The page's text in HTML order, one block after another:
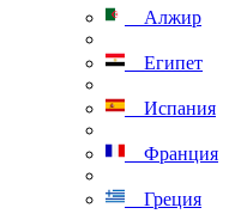
Алжир
Египет
Испания
Франция
Греция